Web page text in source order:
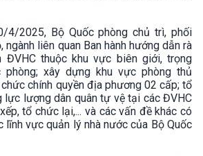
4/2025, Bộ Quốc phòng chủ trì, phối
ngành liên quan Ban hành hướng dẫn rà
ĐVHC thuộc khu vực biên giới, trọng
phòng; xây dựng khu vực phòng thủ
chính quyền địa phương 02 cấp; tổ
lực lượng dân quân tự vệ tại các ĐVHC
tổ chức lại,... và các vấn đề khác có
lĩnh vực quản lý nhà nước của Bộ Quốc